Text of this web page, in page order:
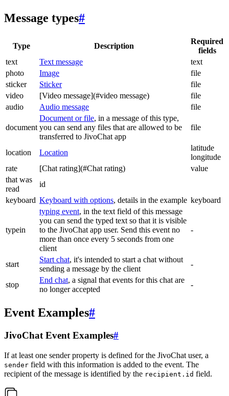
Message types#
Type Description
Required
fields
text
Text message
text
photo
Image
file
sticker
Sticker
file
video
[Video message](#video message)
file
audio
Audio message file
document
Document or file, in a message of this type,
you can send any files that are allowed to be
transferred to JivoChat app
file
location Location
latitude
longitude
rate
[Chat rating](#Chat rating)
value
that was
read
id
keyboard Keyboard with options, details in the example keyboard
typein
typing event, in the text field of this message
you can send the typed text so that it is visible
to the JivoChat app user. Send this event no
more than once every 5 seconds from one
client
-
start
Start chat, it's intended to start a chat without
sending a message by the client
-
stop
End chat, a signal that events for this chat are
no longer accepted
-
Event Examples#
JivoChat Event Examples#
If at least one sender property is defined for the JivoChat user, a
sender field with this information is added to the event. The
recipient of the message is identified by the recipient.id field.